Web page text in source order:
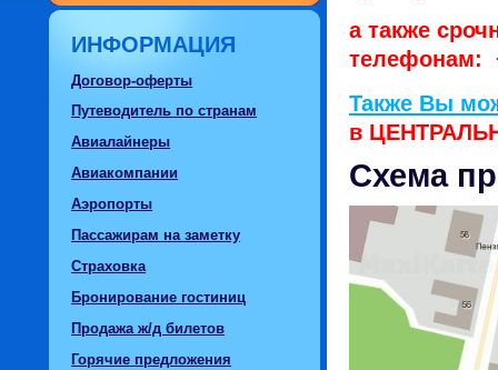
ИНФОРМАЦИЯ
Договор-оферты
Путеводитель по странам
Авиалайнеры
Авиакомпании
Аэропорты
Пассажирам на заметку
Страховка
Бронирование гостиниц
Продажа ж/д билетов
Горячие предложения
а также
телефонам:
Также Вы
в
Схема